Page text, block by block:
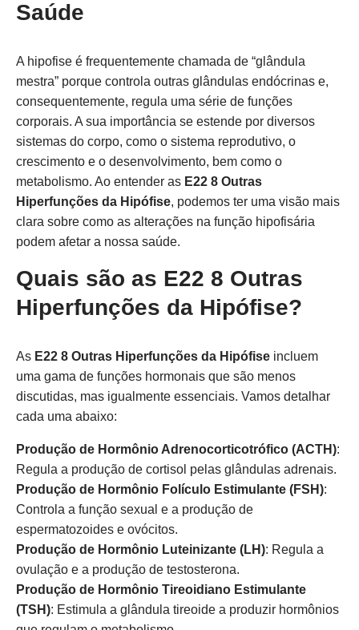
Saúde
A hipofise é frequentemente chamada de “glândula
mestra” porque controla outras glândulas endócrinas e,
consequentemente, regula uma série de funções
corporais. A sua importância se estende por diversos
sistemas do corpo, como o sistema reprodutivo, o
crescimento e o desenvolvimento, bem como o
metabolismo. Ao entender as E22 8 Outras
Hiperfunções da Hipófise, podemos ter uma visão mais
clara sobre como as alterações na função hipofisária
podem afetar a nossa saúde.
Quais são as E22 8 Outras
Hiperfunções da Hipófise?
As E22 8 Outras Hiperfunções da Hipófise incluem
uma gama de funções hormonais que são menos
discutidas, mas igualmente essenciais. Vamos detalhar
cada uma abaixo:
Produção de Hormônio Adrenocorticotrófico (ACTH):
Regula a produção de cortisol pelas glândulas adrenais.
Produção de Hormônio Folículo Estimulante (FSH):
Controla a função sexual e a produção de
espermatozoides e ovócitos.
Produção de Hormônio Luteinizante (LH): Regula a
ovulação e a produção de testosterona.
Produção de Hormônio Tireoidiano Estimulante
(TSH): Estimula a glândula tireoide a produzir hormônios